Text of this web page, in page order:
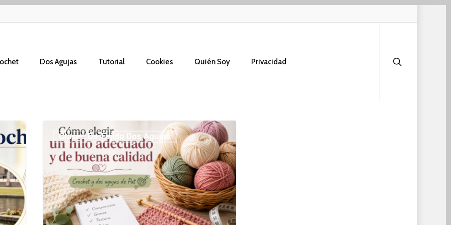
Dos Agujas Tutorial Cookies Quién Soy Privacidad
Cómo
elegir
un
adecuado
y
de
Clases De Tejido Dos Agujas